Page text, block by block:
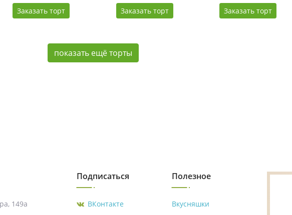
Заказать торт Заказать торт Заказать торт
показать ещё торты
149а
Подписаться
ВКонтакте
Полезное
Вкусняшки